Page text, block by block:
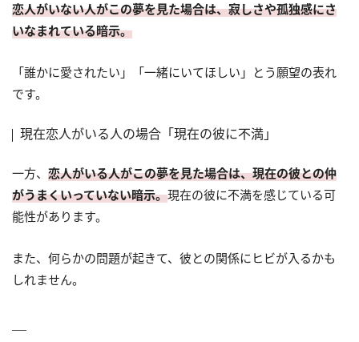
恋人がいない人がこの夢を見た場合は、寂しさや孤独感にさ
いなまれている暗示。
「誰かに愛されたい」「一緒にいてほしい」とう願望の表れ
です。
現在恋人がいる人の場合「現在の彼に不満」
一方、 恋人がいる人がこの夢を見た場合は、現在の彼との仲
がうまくいっていない暗示。現在の彼に不満を感じている可
能性があります。
また、何らかの問題が起きて、彼との関係にヒビが入るかも
しれません。